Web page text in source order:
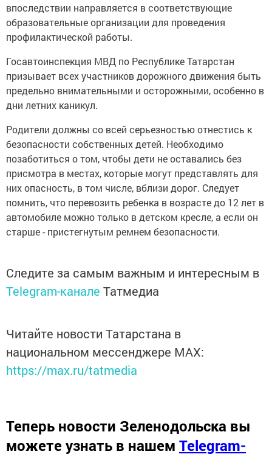
впоследствии направляется в соответствующие
образовательные организации для проведения
профилактической работы.
Госавтоинспекция МВД по Республике Татарстан
призывает всех участников дорожного движения быть
предельно внимательными и осторожными, особенно в
дни летних каникул.
Родители должны со всей серьезностью отнестись к
безопасности собственных детей. Необходимо
позаботиться о том, чтобы дети не оставались без
присмотра в местах, которые могут представлять для
них опасность, в том числе, вблизи дорог. Следует
помнить, что перевозить ребенка в возрасте до 12 лет в
автомобиле можно только в детском кресле, а если он
старше - пристегнутым ремнем безопасности.
Следите за самым важным и интересным в
Telegram-канале Татмедиа
Читайте новости Татарстана в
национальном мессенджере MАХ:
https://max.ru/tatmedia
Теперь новости Зеленодольска вы
можете узнать в нашем Telegram-